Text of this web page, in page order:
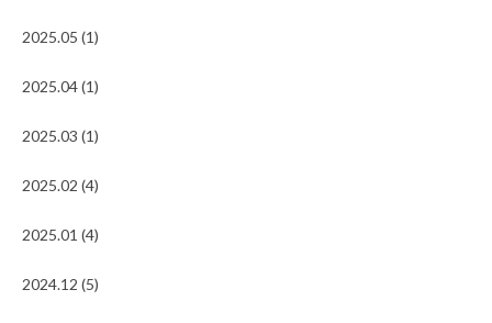
2025.05 (1)
2025.04 (1)
2025.03 (1)
2025.02 (4)
2025.01 (4)
2024.12 (5)